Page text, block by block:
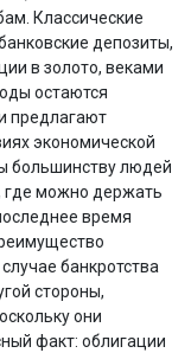
Классические
депозиты,
в золото, веками
остаются
предлагают
экономической
большинству людей
где можно держать
время
банкротства
стороны,
они
факт: облигации